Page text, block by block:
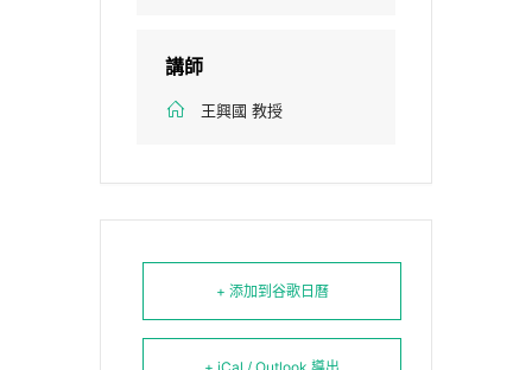
講師
王興國 教授
+ 添加到谷歌日曆